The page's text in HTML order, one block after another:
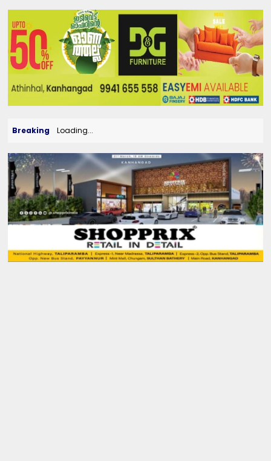
Breaking Loading...